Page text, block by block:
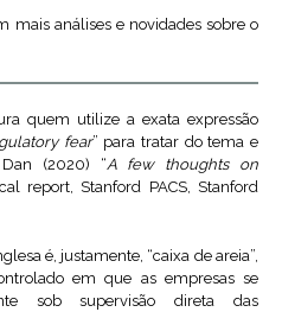
mais análises e novidades sobre o
quem utilize a exata expressão
fear” para tratar do tema e
(2020) “A few thoughts on
report, Stanford PACS, Stanford
é, justamente, “caixa de areia”,
em que as empresas se
sob supervisão direta das